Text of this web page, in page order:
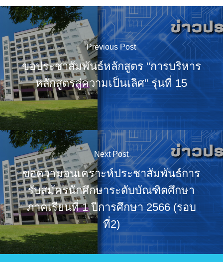
Previous Post
ขอประชาสัมพันธ์หลักสูตร "การบริหาร
หลักสูตรสู่ความเป็นเลิศ" รุ่นที่ 15
Next Post
ขอความอนุเคราะห์ประชาสัมพันธ์การ
รับสมัครนักศึกษาระดับบัณฑิตศึกษา
ภาคเรียนที่ 1 ปีการศึกษา 2566 (รอบ
ที่2)